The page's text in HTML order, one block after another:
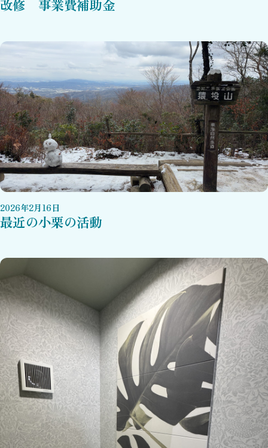
改修 事業費補助金
2026年2月16日
最近の小栗の活動